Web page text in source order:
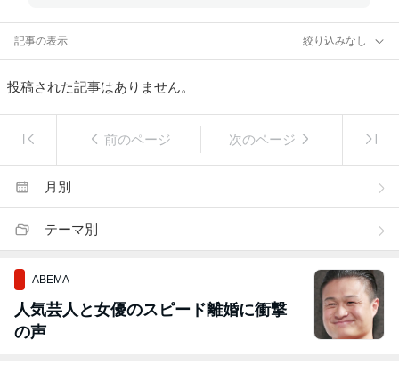
記事の表示 絞り込みなし
投稿された記事はありません。
前のページ 次のページ
月別
テーマ別
ABEMA
人気芸人と女優のスピード離婚に衝撃
の声